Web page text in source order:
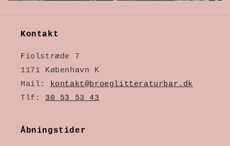
Kontakt
Fiolstræde 7
1171 København K
Mail: kontakt@broeglitteraturbar.dk
Tlf: 30 53 53 43
Åbningstider